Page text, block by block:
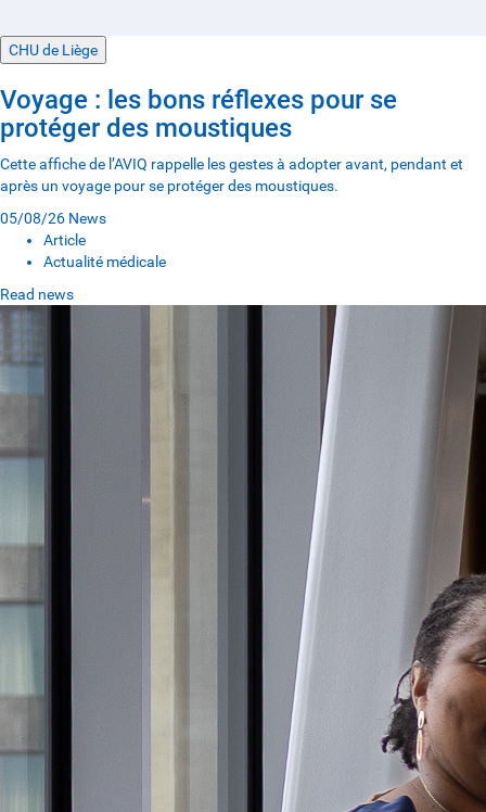
CHU de Liège
Voyage : les bons réflexes pour se
protéger des moustiques
Cette affiche de l’AVIQ rappelle les gestes à adopter avant, pendant et
après un voyage pour se protéger des moustiques.
05/08/26 News
Article
Actualité médicale
Read news